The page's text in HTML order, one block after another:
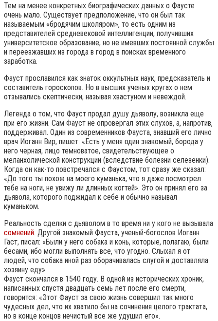
Тем на менее конкретных биографических данных о Фаусте
очень мало. Существует предположение, что он был так
называемым «бродячим школяром», то есть одним из
представителей средневековой интеллигенции, получивших
университетское образование, но не имевших постоянной службы
и переезжавших из города в город в поисках временного
заработка.
Фауст прославился как знаток оккультных наук, предсказатель и
составитель гороскопов. Но в высших ученых кругах о нем
отзывались скептически, называя хвастуном и невеждой.
Легенда о том, что Фауст продал душу дьяволу, возникла еще
при его жизни. Сам Фауст не опровергал этих слухов, а, напротив,
поддерживал. Один из современников Фауста, знавший его лично
врач Иоганн Вир, пишет: «Есть у меня один знакомый, борода у
него черная, лицо темноватое, свидетельствующее о
меланхолической конструкции (вследствие болезни селезенки).
Когда он как-то повстречался с Фаустом, тот сразу же сказал:
«До того ты похож на моего куманька, что я даже посмотрел
тебе на ноги, не увижу ли длинных когтей». Это он принял его за
дьявола, которого поджидал к себе и обычно называл
куманьком.
Реальность сделки с дьяволом в то время ни у кого не вызывала
сомнений. Другой знакомый Фауста, ученый-богослов Иоганн
Гаст, писал: «Были у него собака и конь, которые, полагаю, были
бесами, ибо могли выполнять все, что угодно. Слыхал я от
людей, что собака иной раз оборачивалась слугой и доставляла
хозяину еду».
Фауст скончался в 1540 году. В одной из исторических хроник,
написанных спустя двадцать семь лет после его смерти,
говорится: «Этот Фауст за свою жизнь совершил так много
чудесных дел, что их хватило бы на сочинения целого трактата,
но в конце концов нечистый все же удушил его».